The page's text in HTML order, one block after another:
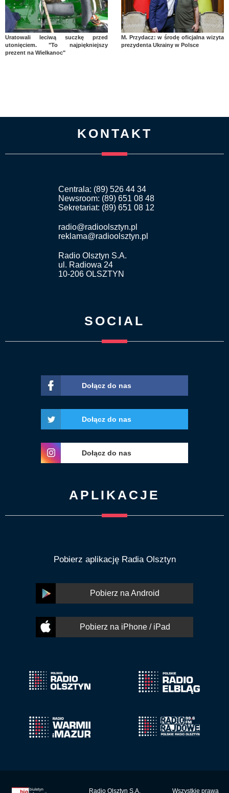
Uratowali leciwą suczkę przed
utonięciem. "To najpiękniejszy
prezent na Wielkanoc"
M. Przydacz: w środę oficjalna wizyta
prezydenta Ukrainy w Polsce
KONTAKT
Centrala: (89) 526 44 34
Newsroom: (89) 651 08 48
Sekretariat: (89) 651 08 12
radio@radioolsztyn.pl
reklama@radioolsztyn.pl
Radio Olsztyn S.A.
ul. Radiowa 24
10-206 OLSZTYN
SOCIAL
Dołącz do nas
Dołącz do nas
Dołącz do nas
APLIKACJE
Pobierz aplikację Radia Olsztyn
Pobierz na Android
Pobierz na iPhone / iPad
Radio Olsztyn S.A. Wszystkie prawa